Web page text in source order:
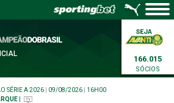
166.015
SÓCIOS
SÉRIE A 2026 09/08/2026
16H00